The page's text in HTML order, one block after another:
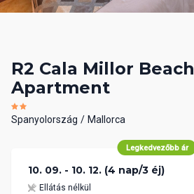
R2 Cala Millor Beach
Apartment
Spanyolország Mallorca
Legkedvezőbb ár
10. 09. - 10. 12. (4 nap/3 éj)
Ellátás nélkül